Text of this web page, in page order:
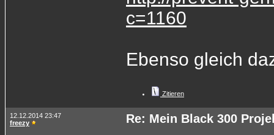
c=1160
Ebenso gleich
Zitieren
12.12.2014 23:47
freezy
Re: Mein Black 300